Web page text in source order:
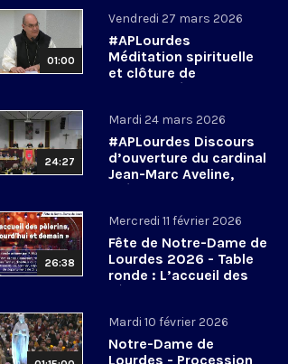
01:00
Vendredi 27 mars 2026
#APLourdes
Méditation spirituelle
et clôture de
l’Assemblée des
mars 2026
24:27
Mardi 24 mars 2026
#APLourdes Discours
d’ouverture du cardinal
Jean-Marc Aveline,
président de la CEF -
26:38
Mercredi 11 février 2026
Fête de Notre-Dame de
Lourdes 2026 - Table
ronde : L’accueil des
pèlerins, aujourd’hui et
Mardi 10 février 2026
Notre-Dame de
Lourdes - Procession